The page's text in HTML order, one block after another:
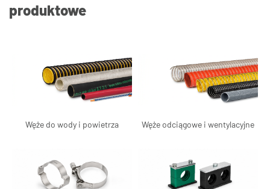
produktowe
Węże do wody i powietrza Węże odciągowe i wentylacyjne